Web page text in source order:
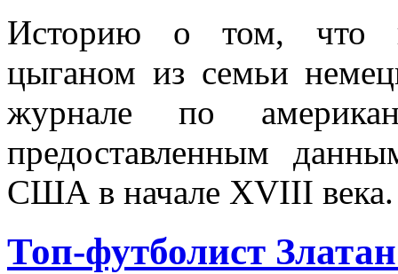
Историю о том, что
цыганом из семьи
журнале по
предоставленным
США в начале XVIII века.
Топ-футболист